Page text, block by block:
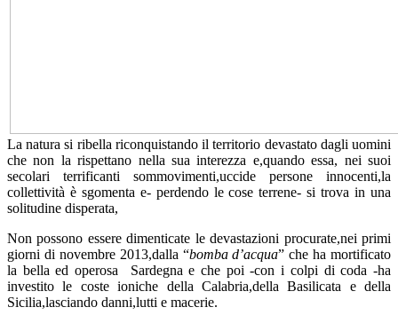
La natura si ribella riconquistando il territorio devastato dagli uomini
che non la rispettano nella sua interezza e,quando essa, nei suoi
secolari terrificanti sommovimenti,uccide persone innocenti,la
collettività è sgomenta e- perdendo le cose terrene- si trova in una
solitudine disperata,
Non possono essere dimenticate le devastazioni procurate,nei primi
giorni di novembre 2013,dalla “bomba d’acqua” che ha mortificato
la bella ed operosa Sardegna e che poi -con i colpi di coda -ha
investito le coste ioniche della Calabria,della Basilicata e della
Sicilia,lasciando danni,lutti e macerie.